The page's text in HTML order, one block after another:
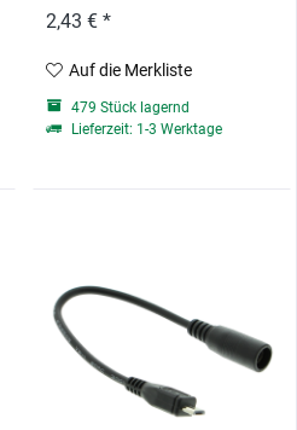
2,43 € *
Auf die Merkliste
479 Stück lagernd
Lieferzeit: 1-3 Werktage